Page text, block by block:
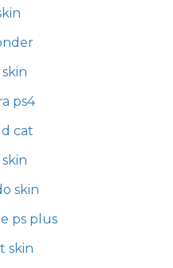
ps4
cat
skin
ps plus
skin